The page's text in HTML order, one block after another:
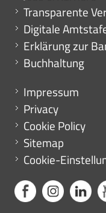
Transparente
Digitale
Erklärung zur
Buchhaltung
Menu footer
Impressum
Privacy
Cookie Policy
Sitemap
Cookie-